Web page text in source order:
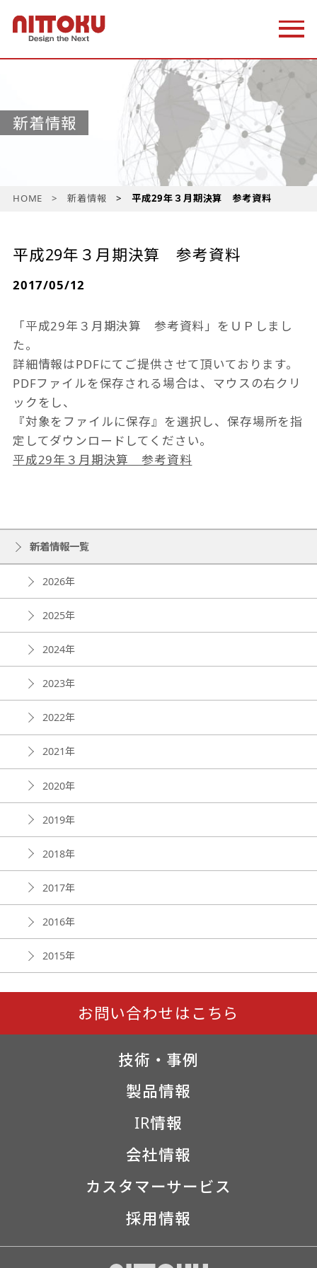
新着情報
HOME 新着情報 平成29年３月期決算 参考資料
平成29年３月期決算 参考資料
2017/05/12
「平成29年３月期決算 参考資料」をＵＰしまし
た。
詳細情報はPDFにてご提供させて頂いております。
PDFファイルを保存される場合は、マウスの右クリ
ックをし、
『対象をファイルに保存』を選択し、保存場所を指
定してダウンロードしてください。
平成29年３月期決算 参考資料
新着情報一覧
2026年
2025年
2024年
2023年
2022年
2021年
2020年
2019年
2018年
2017年
2016年
2015年
お問い合わせはこちら
技術・事例
製品情報
IR情報
会社情報
カスタマーサービス
採用情報